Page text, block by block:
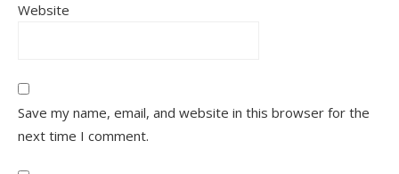
Website
Save my name, email, and website in this browser for the
next time I comment.